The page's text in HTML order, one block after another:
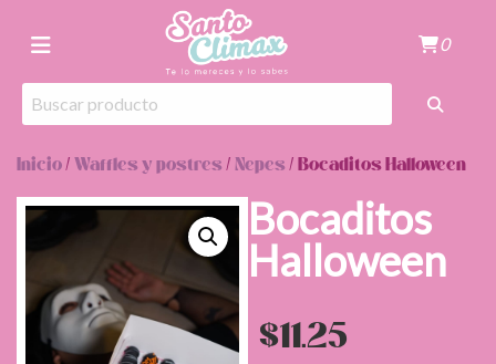
0
Inicio/Waffles y postres/Nepes/ Bocaditos Halloween
Bocaditos
Halloween
$11.25